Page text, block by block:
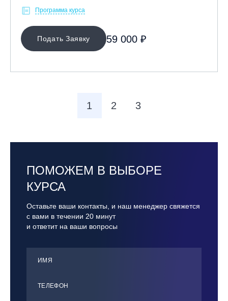
Программа курса
Подать Заявку 59 000 ₽
1 2 3
ПОМОЖЕМ В ВЫБОРЕ
КУРСА
Оставьте ваши контакты, и наш менеджер свяжется
с вами в течении 20 минут
и ответит на ваши вопросы
ИМЯ
ТЕЛЕФОН